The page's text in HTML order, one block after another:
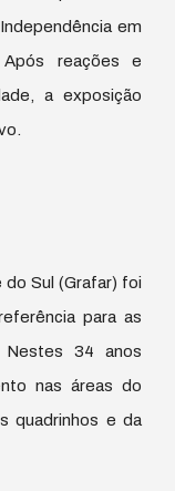
em
reações e
a exposição
do Sul (Grafar) foi
para as
Nestes 34 anos
nas áreas do
quadrinhos e da